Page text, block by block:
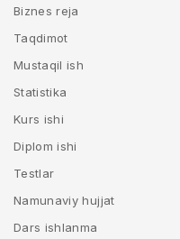
Biznes reja
Taqdimot
Mustaqil ish
Statistika
Kurs ishi
Diplom ishi
Testlar
Namunaviy hujjat
Dars ishlanma